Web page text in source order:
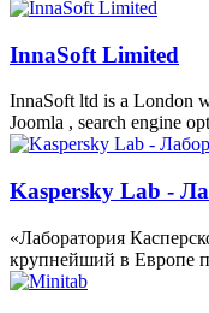
InnaSoft Limited
InnaSoft ltd is a London
Joomla , search engine
Kaspersky Lab -
«Лаборатория
крупнейший в Европе